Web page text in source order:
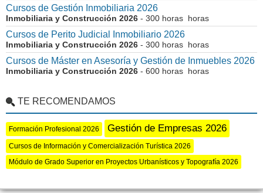
Cursos de Gestión Inmobiliaria 2026
Inmobiliaria y Construcción 2026 - 300 horas horas
Cursos de Perito Judicial Inmobiliario 2026
Inmobiliaria y Construcción 2026 - 300 horas horas
Cursos de Máster en Asesoría y Gestión de Inmuebles 2026
Inmobiliaria y Construcción 2026 - 600 horas horas
TE RECOMENDAMOS
Formación Profesional 2026 Gestión de Empresas 2026
Cursos de Información y Comercialización Turística 2026
Módulo de Grado Superior en Proyectos Urbanísticos y Topografía 2026